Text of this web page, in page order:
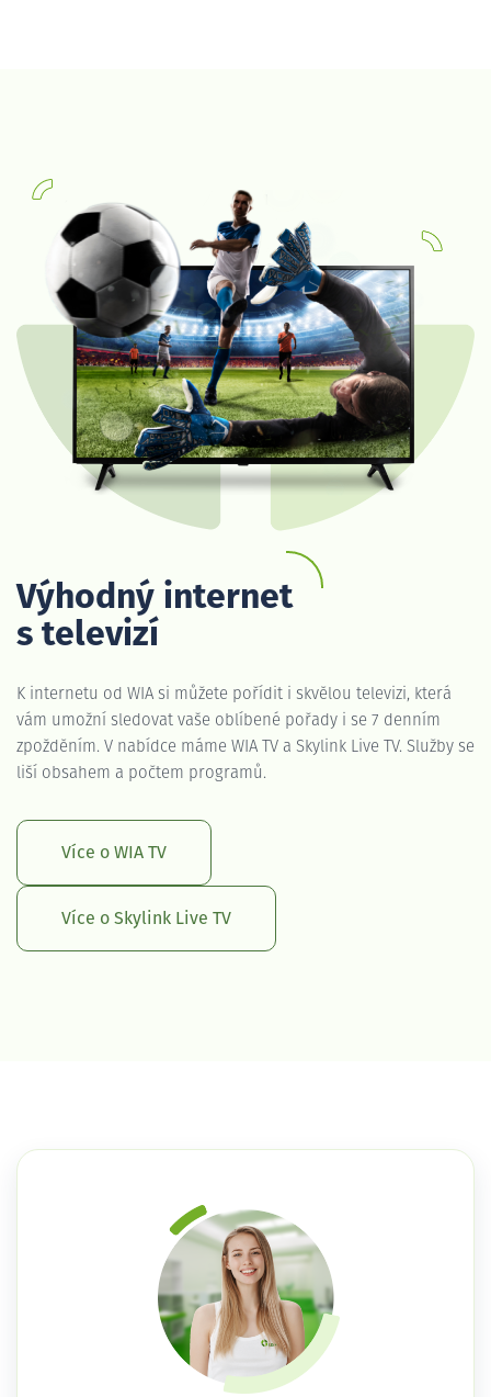
Výhodný internet
s televizí
K internetu od WIA si můžete pořídit i skvělou televizi, která
vám umožní sledovat vaše oblíbené pořady i se 7 denním
zpožděním. V nabídce máme WIA TV a Skylink Live TV. Služby se
liší obsahem a počtem programů.
Více o WIA TV
Více o Skylink Live TV